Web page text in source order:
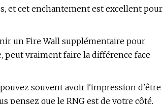
et cet enchantement est excellent pour
un Fire Wall supplémentaire pour
peut vraiment faire la différence face
souvent avoir l'impression d'être
pensez que le RNG est de votre côté.